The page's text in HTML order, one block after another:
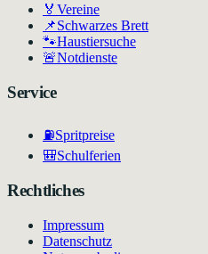
🏅 Vereine
📌Schwarzes Brett
🐾Haustiersuche
🚨Notdienste
Service
⛽Spritpreise
🎒Schulferien
Rechtliches
Impressum
Datenschutz